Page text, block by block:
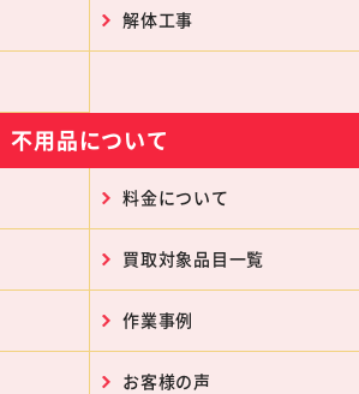
解体工事
不用品について
料金について
買取対象品目一覧
作業事例
お客様の声